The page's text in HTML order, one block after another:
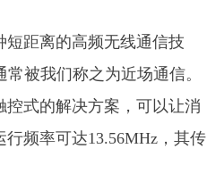
短距离的高频无线通信技
被我们称之为近场通信。
式的解决方案，可以让消
频率可达13.56MHz，其传